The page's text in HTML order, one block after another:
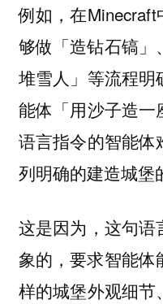
例如，在
够做「造钻石镐」
堆雪人」等流程
能体 「用沙子造一
语言指令的智能
列明确的建造城堡
这是因为，这句语
象的 ，要求智能
样的城堡外观细